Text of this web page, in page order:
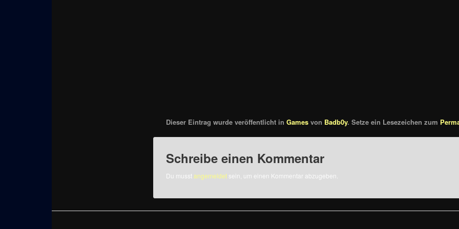
Dieser Eintrag wurde veröffentlicht inGames von Badb0y. Setze ein Lesezeichen zum
Schreibe einen Kommentar
Du musstangemeldet sein, um einen Kommentar abzugeben.